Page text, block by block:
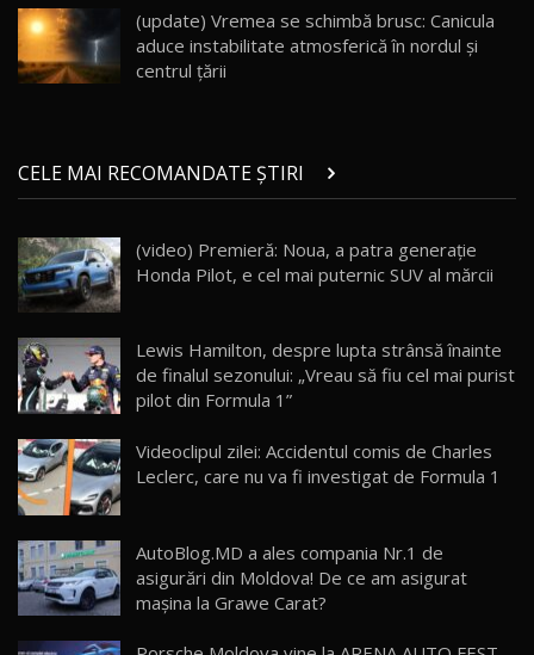
AutoBlog.MD
23:36
20
Noul ZEEKR 7X / Test Drive AutoBlog.MD
29:08
21
Micul BYD Dolphin Surf / Test Drive
AutoBlog.MD
16:59
22
Noua Mazda 6e / Test Drive AutoBlog.MD
26:59
23
Lynk & Co 01 / Test Drive AutoBlog.MD
25:19
24
ZEEKR 009: Cel mai Performant și Confortabil
Van Electric Testat în Moldova / AutoBlog.MD
26:38
25
mai Exclusiv și Puternic Defender Testat în
Moldova
32:21
26
AutoBlog.MD
(update) Vremea se schimbă brusc: Canicula
aduce instabilitate atmosferică în nordul și
centrul țării
CELE MAI RECOMANDATE ȘTIRI
(video) Premieră: Noua, a patra generaţie
Honda Pilot, e cel mai puternic SUV al mărcii
Lewis Hamilton, despre lupta strânsă înainte
de finalul sezonului: „Vreau să fiu cel mai purist
pilot din Formula 1”
Videoclipul zilei: Accidentul comis de Charles
Leclerc, care nu va fi investigat de Formula 1
AutoBlog.MD a ales compania Nr.1 de
asigurări din Moldova! De ce am asigurat
mașina la Grawe Carat?